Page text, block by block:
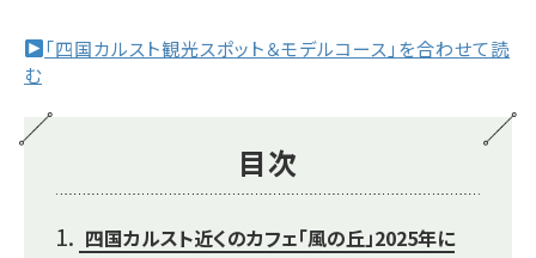
「四国カルスト観光スポット＆モデルコース」を合わせて読
む
目次
四国カルスト近くのカフェ「風の丘」2025年に